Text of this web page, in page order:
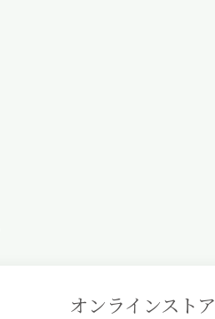
オンラインストア